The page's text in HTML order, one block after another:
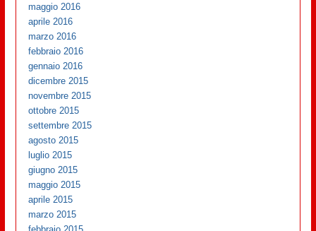
maggio 2016
aprile 2016
marzo 2016
febbraio 2016
gennaio 2016
dicembre 2015
novembre 2015
ottobre 2015
settembre 2015
agosto 2015
luglio 2015
giugno 2015
maggio 2015
aprile 2015
marzo 2015